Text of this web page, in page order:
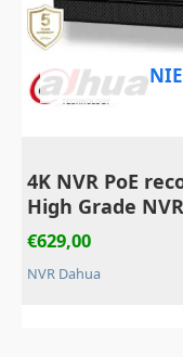
4K NVR PoE
High Grade
€629,00
NVR Dahua